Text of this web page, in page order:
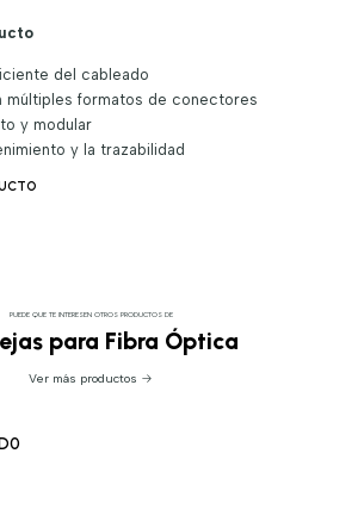
del cableado
múltiples formatos de conectores
y modular
y la trazabilidad
PUEDE QUE TE INTERESEN OTROS PRODUCTOS DE
para Fibra Óptica
Ver más productos